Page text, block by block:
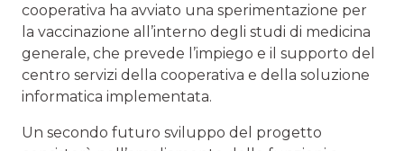
cooperativa ha avviato una sperimentazione per
la vaccinazione all’interno degli studi di medicina
generale, che prevede l’impiego e il supporto del
centro servizi della cooperativa e della so­luzione
informatica implementata.
Un secondo futuro sviluppo del progetto